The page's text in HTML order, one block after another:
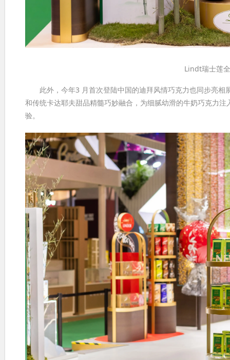
Lindt瑞士莲
此外，今年3 月首次登陆中国的迪拜风情巧克力也同步亮相
和传统卡达耶夫甜品精髓巧妙融合，为细腻幼滑的牛奶巧克力
验。